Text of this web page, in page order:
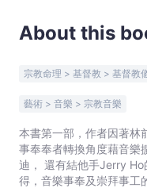
軍
Hat,
浩
賢
Jerry
Ho,
Brenda
About this
宗教命理 > 基督教 > 基督教
藝術 > 音樂 > 宗教音樂
本書第一部，作者因著林
事奉奉者轉換角度藉音樂
迪， 還有結他手Jerry
得，音樂事奉及崇拜事工